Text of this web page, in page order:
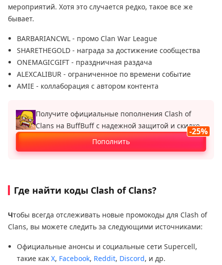
мероприятий. Хотя это случается редко, такое все же
бывает.
BARBARIANCWL - промо Clan War League
SHARETHEGOLD - награда за достижение сообщества
ONEMAGICGIFT - праздничная раздача
ALEXCALIBUR - ограниченное по времени событие
AMIE - коллаборация с автором контента
Получите официальные пополнения Clash of
Clans на BuffBuff с надежной защитой и скидкой
до 25 %.
Пополнить
-25%
Где найти коды Clash of Clans?
Чтобы всегда отслеживать новые промокоды для Clash of
Clans, вы можете следить за следующими источниками:
Официальные анонсы и социальные сети Supercell,
такие как X, Facebook, Reddit, Discord, и др.